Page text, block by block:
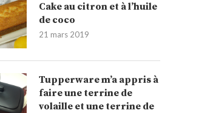
Cake au citron et à l’huile
de coco
21 mars 2019
Tupperware m’a appris à
faire une terrine de
volaille et une terrine de